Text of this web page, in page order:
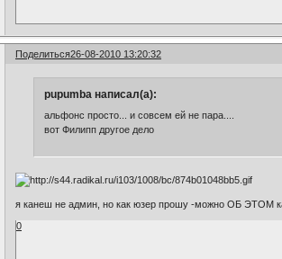
Поделиться26-08-2010 13:20:32
pupumba написал(а):
альфонс просто... и совсем ей не пара....
вот Филипп другое дело
я канеш не админ, но как юзер прошу -можно ОБ ЭТОМ
0